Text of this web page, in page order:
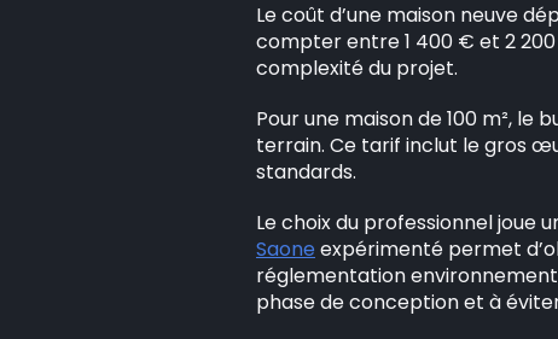
Le coût d’une maison neuve
compter entre 1 400 € et 2
complexité du projet.
Pour une maison de 100 m²,
terrain. Ce tarif inclut le gros
standards.
Le choix du professionnel joue
Saone expérimenté permet
réglementation
phase de conception et à